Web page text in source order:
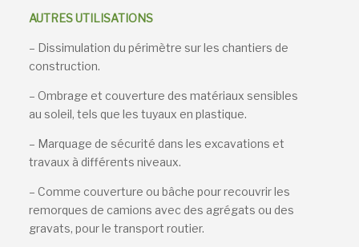
AUTRES UTILISATIONS
– Dissimulation du périmètre sur les chantiers de
construction.
– Ombrage et couverture des matériaux sensibles
au soleil, tels que les tuyaux en plastique.
– Marquage de sécurité dans les excavations et
travaux à différents niveaux.
– Comme couverture ou bâche pour recouvrir les
remorques de camions avec des agrégats ou des
gravats, pour le transport routier.